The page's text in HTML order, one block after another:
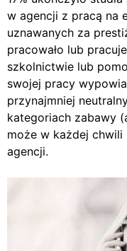
w agencji z pracą na
uznawanych za
pracowało lub
szkolnictwie lub
swojej pracy
przynajmniej
kategoriach zabawy
może w każdej
agencji.